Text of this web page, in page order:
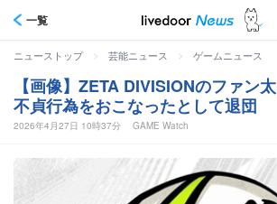
一覧
ニューストップ > 芸能ニュース > ゲームニュース
【画像】ZETA DIVISIONのファン
不貞行為をおこなったとして退団
2026年4月27日 10時37分 GAME Watch